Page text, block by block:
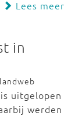
Lees meer
in
uitgelopen
werden